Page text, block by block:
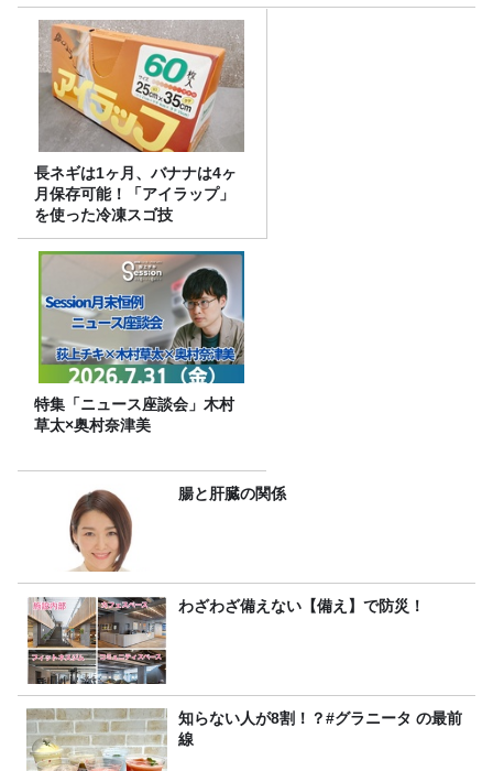
長ネギは1ヶ月、バナナは4ヶ
月保存可能！「アイラップ」
を使った冷凍スゴ技
特集「ニュース座談会」木村
草太×奥村奈津美
腸と肝臓の関係
わざわざ備えない【備え】で防災！
知らない人が8割！？#グラニータ の最前
線